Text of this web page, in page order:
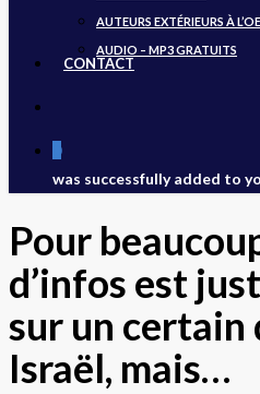
AUTEURS EXTÉRIEURS À
AUDIO – MP3 GRATUITS
CONTACT
was successfully added to
Pour
d’infos est
sur un certain
Israël, mais…